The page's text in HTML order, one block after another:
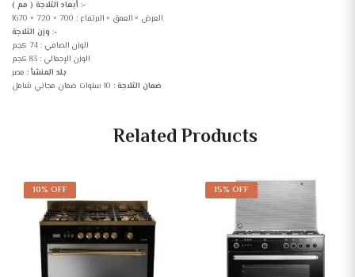
أبعاد الثلاجة ( مم ) :-
العرض × العمق × الارتفاع : 700 × 720 × 1670
وزن الثلاجة :-
الوزن الصافي : 74 كجم
الوزن الإجمالي : 83 كجم
بلد المنشأ : مصر
ضمان الثلاجة :
Related Products
10% OFF 15% OFF